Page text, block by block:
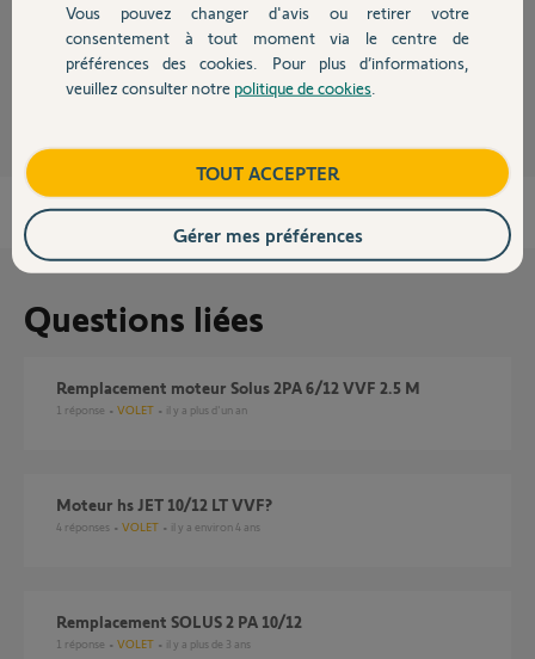
Devis avec un pro
Contact
Bonne journée,
Gaëlle B. il y a plus de 5 ans
Questions liées
Remplacement moteur Solus 2PA 6/12 VVF 2.5 M
1 réponse VOLET il y a plus d'un an
moteur hs JET 10/12 LT VVF?
4 réponses VOLET il y a environ 4 ans
Remplacement SOLUS 2 PA 10/12
1 réponse VOLET il y a plus de 3 ans
Vous pouvez changer d'avis ou retirer votre
consentement à tout moment via le centre de
préférences des cookies. Pour plus d’informations,
veuillez consulter notre politique de cookies
TOUT ACCEPTER
Gérer mes préférences